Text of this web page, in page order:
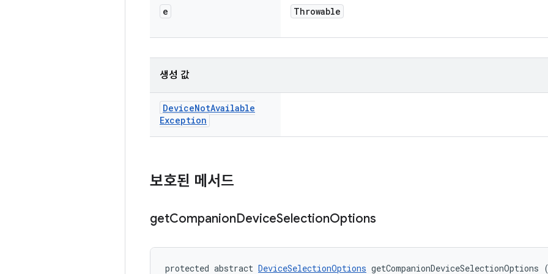
e Throwable
생성 값
DeviceNotAvailable
Exception
보호된 메서드
getCompanionDeviceSelectionOptions
protected abstract DeviceSelectionOptions getCompanionDeviceSelectionOptions